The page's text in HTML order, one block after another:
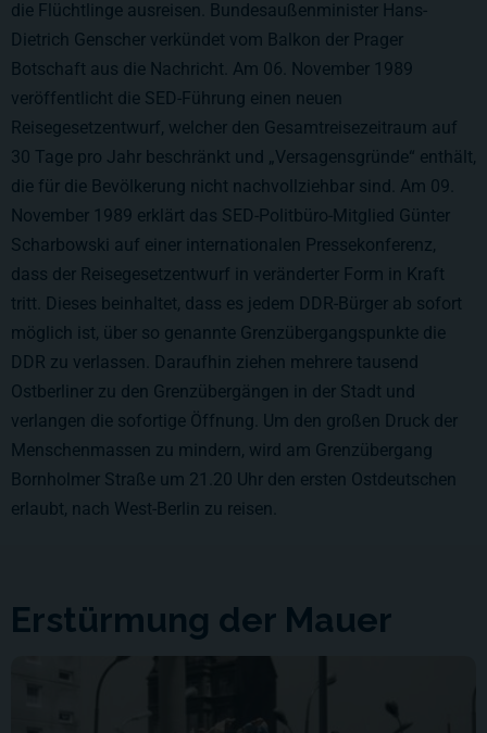
die Flüchtlinge ausreisen. Bundesaußenminister Hans-
Dietrich Genscher verkündet vom Balkon der Prager
Botschaft aus die Nachricht. Am 06. November 1989
veröffentlicht die SED-Führung einen neuen
Reisegesetzentwurf, welcher den Gesamtreisezeitraum auf
30 Tage pro Jahr beschränkt und „Versagensgründe“ enthält,
die für die Bevölkerung nicht nachvollziehbar sind. Am 09.
November 1989 erklärt das SED-Politbüro-Mitglied Günter
Scharbowski auf einer internationalen Pressekonferenz,
dass der Reisegesetzentwurf in veränderter Form in Kraft
tritt. Dieses beinhaltet, dass es jedem DDR-Bürger ab sofort
möglich ist, über so genannte Grenzübergangspunkte die
DDR zu verlassen. Daraufhin ziehen mehrere tausend
Ostberliner zu den Grenzübergängen in der Stadt und
verlangen die sofortige Öffnung. Um den großen Druck der
Menschenmassen zu mindern, wird am Grenzübergang
Bornholmer Straße um 21.20 Uhr den ersten Ostdeutschen
erlaubt, nach West-Berlin zu reisen.
Erstürmung der Mauer